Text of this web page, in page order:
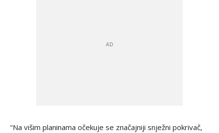
"Na višim planinama očekuje se značajniji snježni pokrivač,